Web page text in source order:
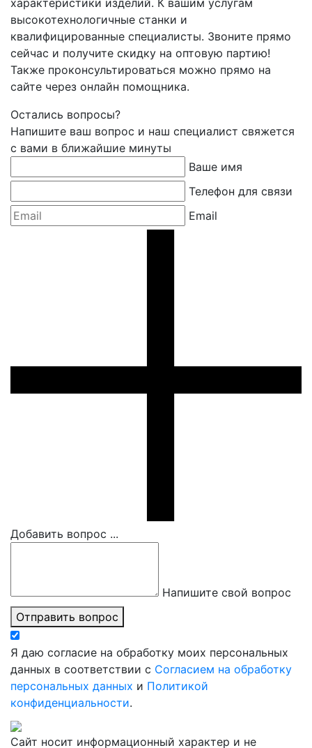
характеристики изделий. К вашим услугам
высокотехнологичные станки и
квалифицированные специалисты. Звоните прямо
сейчас и получите скидку на оптовую партию!
Также проконсультироваться можно прямо на
сайте через онлайн помощника.
Остались вопросы?
Напишите ваш вопрос и наш специалист свяжется
с вами в ближайшие минуты
Ваше имя
Телефон для связи
Email
Добавить вопрос ...
Напишите свой вопрос
Отправить вопрос
Я даю согласие на обработку моих персональных
данных в соответствии с Согласием на обработку
персональных данных и Политикой
конфиденциальности.
Сайт носит информационный характер и не